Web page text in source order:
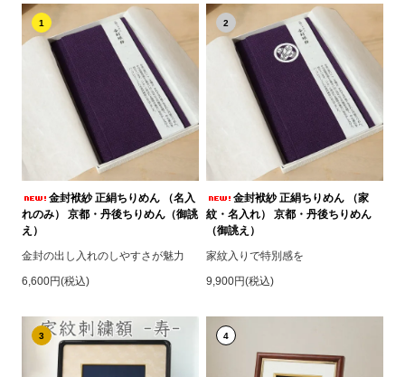
1
金封袱紗 正絹ちりめん （名入
れのみ） 京都・丹後ちりめん（御誂
え）
金封の出し入れのしやすさが魅力
6,600円(税込)
2
金封袱紗 正絹ちりめん （家
紋・名入れ） 京都・丹後ちりめん
（御誂え）
家紋入りで特別感を
9,900円(税込)
3 4